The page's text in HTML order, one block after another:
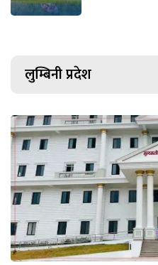
लुम्बिनी प्रदेश